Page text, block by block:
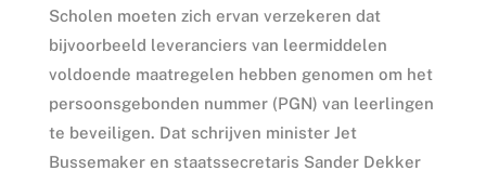
Scholen moeten zich ervan verzekeren dat
bijvoorbeeld leveranciers van leermiddelen
voldoende maatregelen hebben genomen om het
persoonsgebonden nummer (PGN) van leerlingen
te beveiligen. Dat schrijven minister Jet
Bussemaker en staatssecretaris Sander Dekker